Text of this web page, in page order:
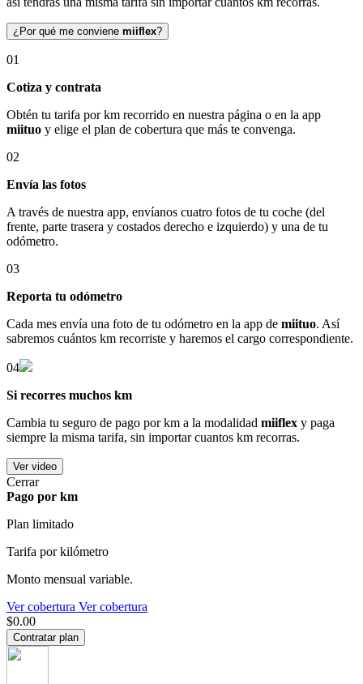
¿Por qué me conviene miiflex?
01
Cotiza y contrata
Obtén tu tarifa por km recorrido en nuestra página o en la app
miituo y elige el plan de cobertura que más te convenga.
02
Envía las fotos
A través de nuestra app, envíanos cuatro fotos de tu coche (del
frente, parte trasera y costados derecho e izquierdo) y una de tu
odómetro.
03
Reporta tu odómetro
Cada mes envía una foto de tu odómetro en la app de miituo. Así
sabremos cuántos km recorriste y haremos el cargo correspondiente.
04
Si recorres muchos km
Cambia tu seguro de pago por km a la modalidad miiflex y paga
siempre la misma tarifa, sin importar cuantos km recorras.
Ver video
Cerrar
Pago por km
Plan limitado
Tarifa por kilómetro
Monto mensual variable.
Ver cobertura Ver cobertura
$0.00
Contratar plan